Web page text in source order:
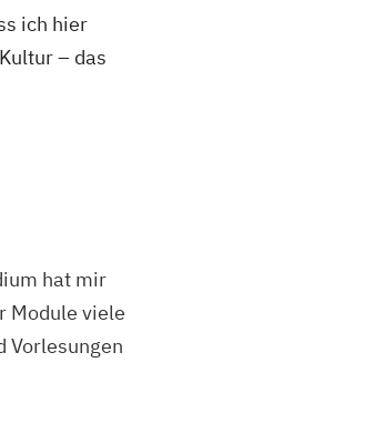
ich hier
– das
hat mir
Module viele
Vorlesungen